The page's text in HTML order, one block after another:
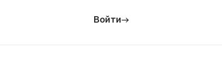
Войти